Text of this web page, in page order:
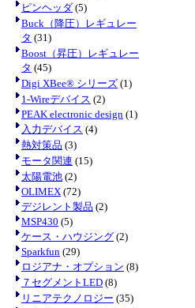
ピンヘッダ (5)
Buck（降圧）レギュレー
タ (31)
Boost（昇圧）レギュレー
タ (45)
Digi XBee® シリーズ (1)
1-Wireデバイス (2)
PEAK electronic design (1)
入力デバイス (4)
熱対策品 (3)
モータ関連 (15)
太陽電池 (2)
OLIMEX (72)
デジレント製品 (2)
MSP430 (5)
ケース・ハウジング (2)
Sparkfun (29)
ロジアナ・オプション (8)
７セグメントLED (8)
リニアテクノロジー (35)